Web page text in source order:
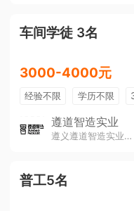
车间学徒 3名
3000-4000元
经验不限 学历不限
遵道智造实业
遵义遵道智造实业有限公司
普工5名